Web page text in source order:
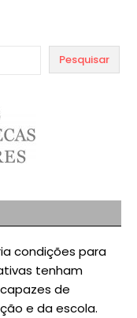
Pesquisar
condições para
tenham
de
e da escola.